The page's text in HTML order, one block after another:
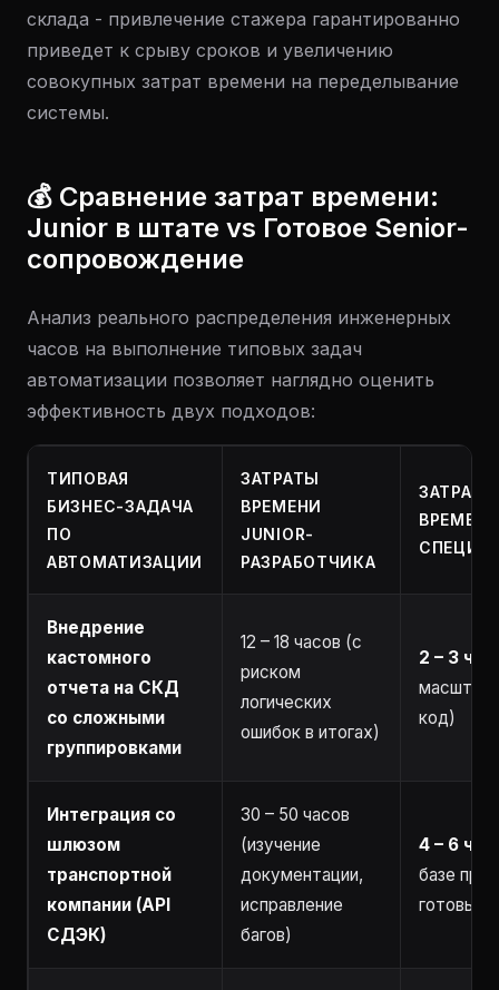
склада - привлечение стажера гарантированно
приведет к срыву сроков и увеличению
совокупных затрат времени на переделывание
системы.
💰 Сравнение затрат времени:
Junior в штате vs Готовое Senior-
сопровождение
Анализ реального распределения инженерных
часов на выполнение типовых задач
автоматизации позволяет наглядно оценить
эффективность двух подходов:
ТИПОВАЯ
БИЗНЕС-ЗАДАЧА
ПО
АВТОМАТИЗАЦИИ
ЗАТРАТЫ
ВРЕМЕНИ
JUNIOR-
РАЗРАБОТЧИКА
ЗАТРАТЫ
ВРЕМЕНИ
Внедрение
кастомного
отчета на СКД
со сложными
группировками
12 – 18 часов (с
риском
логических
ошибок в итогах)
2 – 3
код)
Интеграция со
шлюзом
транспортной
компании (API
СДЭК)
30 – 50 часов
(изучение
документации,
исправление
багов)
4 – 6
базе
готовых